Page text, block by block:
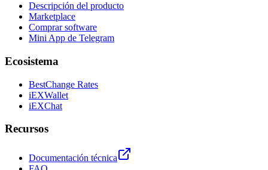
Descripción del producto
Marketplace
Comprar software
Mini App de Telegram
Ecosistema
BestChange Rates
iEXWallet
iEXChat
Recursos
Documentación técnica